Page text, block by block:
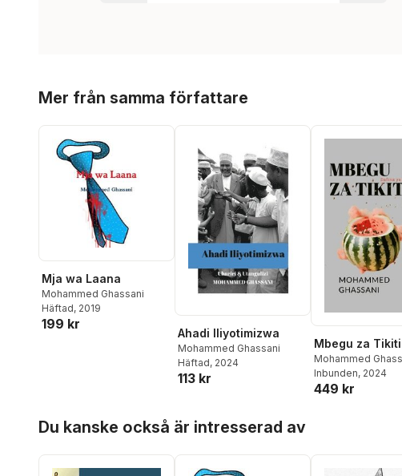
Mer från samma författare
Mja wa Laana
Mohammed Ghassani
Häftad, 2019
199 kr
Ahadi Iliyotimizwa
Mohammed Ghassani
Häftad, 2024
113 kr
Mbegu za Tikiti
Mohammed
Inbunden, 2024
449 kr
Du kanske också är intresserad av